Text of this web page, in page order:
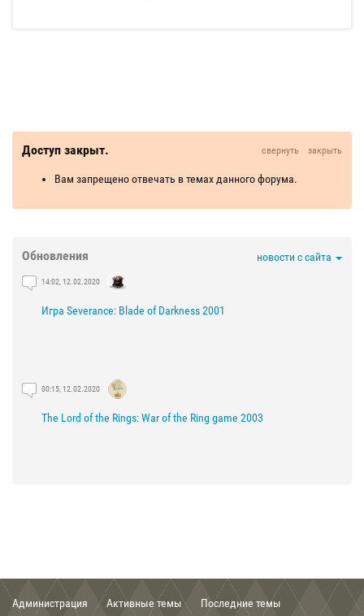
Доступ закрыт. свернуть закрыть
Вам запрещено отвечать в темах данного форума.
Обновления новости с сайта
14:02, 12.02.2020
Игра Severance: Blade of Darkness 2001
00:15, 12.02.2020
The Lord of the Rings: War of the Ring game 2003
00:56, 03.02.2020
Администрация Активные темы
Последние темы